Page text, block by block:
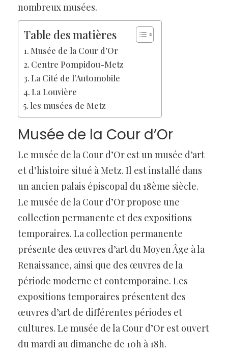
nombreux musées.
Table des matières
Musée de la Cour d’Or
Centre Pompidou-Metz
La Cité de l’Automobile
La Louvière
les musées de Metz
Musée de la Cour d’Or
Le musée de la Cour d’Or est un musée d’art
et d’histoire situé à Metz. Il est installé dans
un ancien palais épiscopal du 18ème siècle.
Le musée de la Cour d’Or propose une
collection permanente et des expositions
temporaires. La collection permanente
présente des œuvres d’art du Moyen Âge à la
Renaissance, ainsi que des œuvres de la
période moderne et contemporaine. Les
expositions temporaires présentent des
œuvres d’art de différentes périodes et
cultures. Le musée de la Cour d’Or est ouvert
du mardi au dimanche de 10h à 18h.